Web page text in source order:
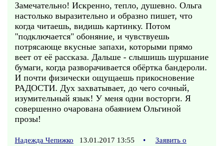
Замечательно! Искренно, тепло, душевно. Ольга
настолько выразительно и образно пишет, что
когда читаешь, видишь картинку. Потом
"подключается" обоняние, и чувствуешь
потрясающе вкусные запахи, которыми прямо
веет от её рассказа. Дальше - слышишь шуршание
бумаги, когда разворачивается обёртка бандероли.
И почти физически ощущаешь прикосновение
РАДОСТИ. Дух захватывает, до чего сочный,
изумительный язык! У меня одни восторги. Я
совершенно очарована обаянием Ольгиной
прозы!
Надежда Чепижко 13.01.2017 13:55 •
Заявить о